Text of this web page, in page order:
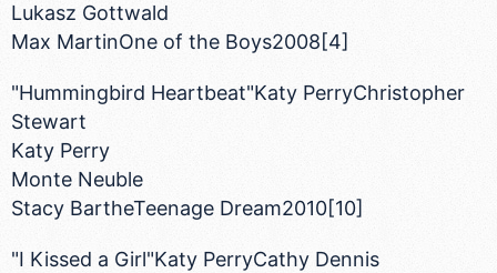
Lukasz Gottwald
Max MartinOne of the Boys2008[4]
"Hummingbird Heartbeat"Katy PerryChristopher
Stewart
Katy Perry
Monte Neuble
Stacy BartheTeenage Dream2010[10]
"I Kissed a Girl"Katy PerryCathy Dennis